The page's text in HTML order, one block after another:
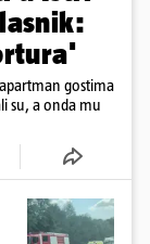
gostima
su, a onda mu